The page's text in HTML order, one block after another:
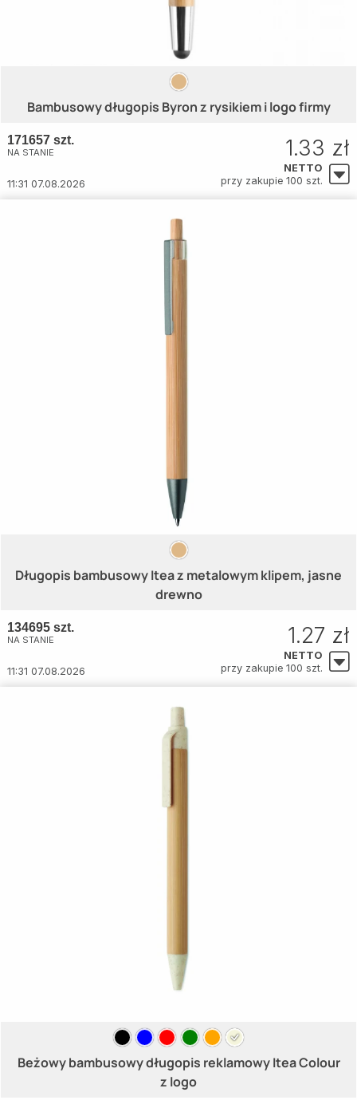
Bambusowy długopis Byron z rysikiem i logo firmy
171657 szt.
NA STANIE
11:31 07.08.2026
1.33 zł
NETTO
przy zakupie 100 szt.
Długopis bambusowy Itea z metalowym klipem, jasne
drewno
134695 szt.
NA STANIE
11:31 07.08.2026
1.27 zł
NETTO
przy zakupie 100 szt.
Beżowy bambusowy długopis reklamowy Itea Colour
z logo